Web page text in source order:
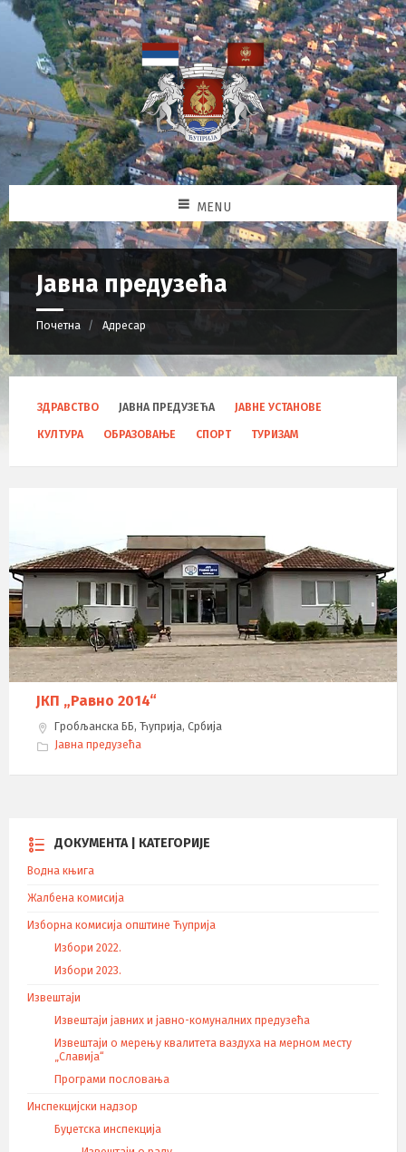
MENU
Јавна предузећа
Почетна Адресар
C
a
t
o
ЗДРАВСТВО ЈАВНА ПРЕДУЗЕЋА ЈАВНЕ УСТАНОВЕ
КУЛТУРА ОБРАЗОВАЊЕ СПОРТ ТУРИЗАМ
ЈКП „Равно 2014“
Гробљанска ББ, Ћуприја, Србија
Јавна предузећа
ДОКУМЕНТА | КАТЕГОРИЈЕ
Водна књига
Жалбена комисија
Изборна комисија општине Ћуприја
Избори 2022.
Избори 2023.
Извештаји
Извештаји јавних и јавно-комуналних предузећа
Извештаји о мерењу квалитета ваздуха на мерном месту
„Славија“
Програми пословања
Инспекцијски надзор
Буџетска инспекција